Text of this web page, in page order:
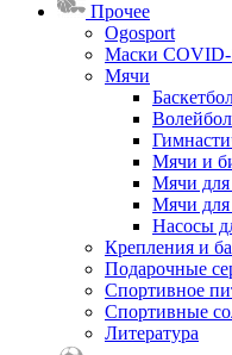
Прочее
Ogosport
Маски
Мячи
Мячи и
Мячи для
Мячи для
Насосы
Крепления и
Подарочные
Спортивное
Спортивные
Литература